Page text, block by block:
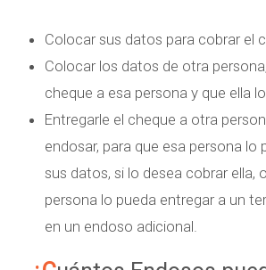
Colocar sus datos para cobrar el
Colocar los datos de otra
cheque a esa persona y que ella
Entregarle el cheque a otra
endosar, para que esa persona lo
sus datos, si lo desea cobrar ella,
persona lo pueda entregar a un
en un endoso adicional.